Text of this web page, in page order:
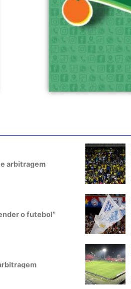
arbitragem
o futebol”